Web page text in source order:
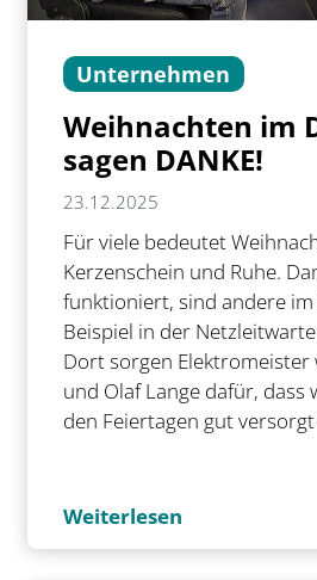
Unternehmen
Weihnachten im
sagen DANKE!
23.12.2025
Für viele bedeutet
Kerzenschein und Ruhe.
funktioniert, sind andere im
Beispiel in der
Dort sorgen Elektromeister
und Olaf Lange dafür, dass
den Feiertagen gut
Weiterlesen